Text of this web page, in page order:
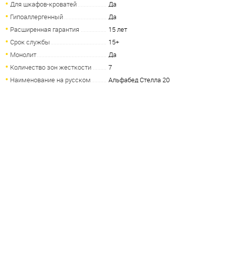
Для шкафов-кроватей
Да
Гипоаллергенный
Да
Расширенная гарантия
15 лет
Срок службы
15+
Монолит
Да
Количество зон жесткости
7
Наименование на русском
Альфабед Стелла 20